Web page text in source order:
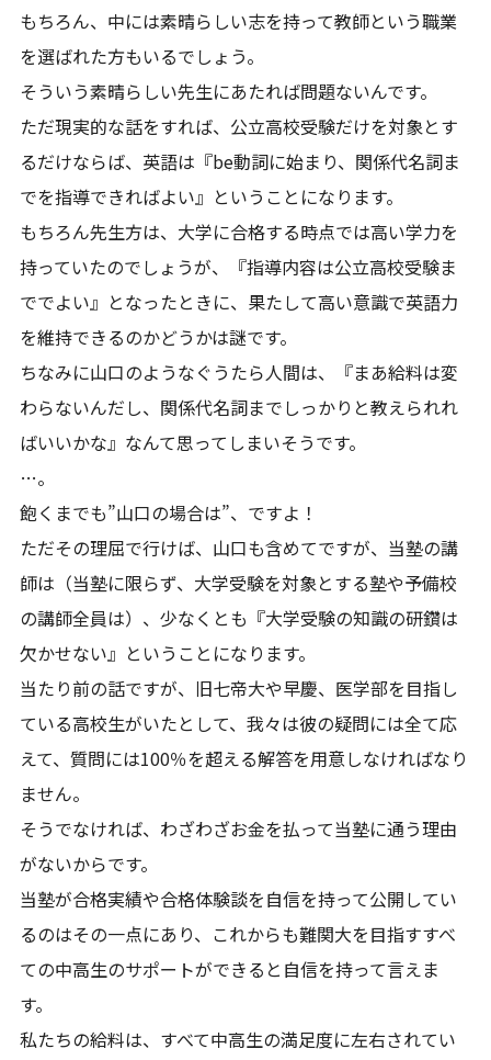
もちろん、中には素晴らしい志を持って教師という職業
を選ばれた方もいるでしょう。
そういう素晴らしい先生にあたれば問題ないんです。
ただ現実的な話をすれば、公立高校受験だけを対象とす
るだけならば、英語は『be動詞に始まり、関係代名詞ま
でを指導できればよい』ということになります。
もちろん先生方は、大学に合格する時点では高い学力を
持っていたのでしょうが、『指導内容は公立高校受験ま
ででよい』となったときに、果たして高い意識で英語力
を維持できるのかどうかは謎です。
ちなみに山口のようなぐうたら人間は、『まあ給料は変
わらないんだし、関係代名詞までしっかりと教えられれ
ばいいかな』なんて思ってしまいそうです。
…。
飽くまでも”山口の場合は”、ですよ！
ただその理屈で行けば、山口も含めてですが、当塾の講
師は（当塾に限らず、大学受験を対象とする塾や予備校
の講師全員は）、少なくとも『大学受験の知識の研鑽は
欠かせない』ということになります。
当たり前の話ですが、旧七帝大や早慶、医学部を目指し
ている高校生がいたとして、我々は彼の疑問には全て応
えて、質問には100％を超える解答を用意しなければなり
ません。
そうでなければ、わざわざお金を払って当塾に通う理由
がないからです。
当塾が合格実績や合格体験談を自信を持って公開してい
るのはその一点にあり、これからも難関大を目指すすべ
ての中高生のサポートができると自信を持って言えま
す。
私たちの給料は、すべて中高生の満足度に左右されてい